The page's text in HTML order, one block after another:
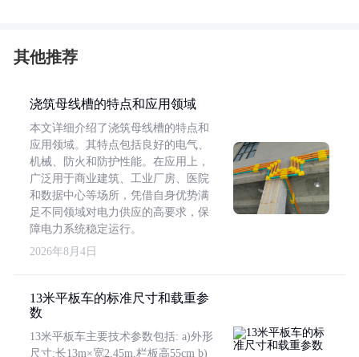
其他推荐
浇筑母线槽的特点和应用领域
本文详细介绍了浇筑母线槽的特点和
应用领域。其特点包括良好的电气、
机械、防火和防护性能。在应用上，
广泛用于商业建筑、工业厂房、医院
和数据中心等场所，凭借自身优势满
足不同领域对电力供应的高要求，保
障电力系统稳定运行。
2026年8月4日
13米平板车的标准尺寸和载重参
数
13米平板车主要技术参数包括: a)外形
尺寸:长13m×宽2.45m,栏板高55cm b)